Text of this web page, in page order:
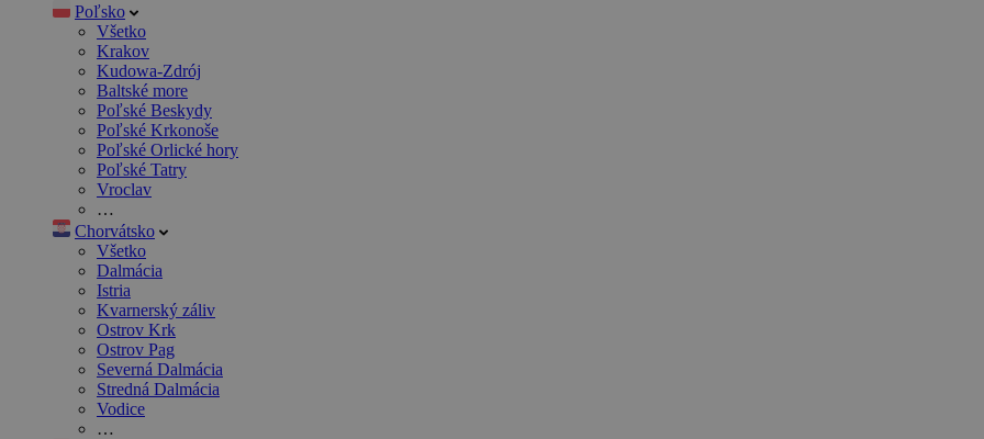
Poľsko
Všetko
Krakov
Kudowa-Zdrój
Baltské more
Poľské Beskydy
Poľské Krkonoše
Poľské Orlické hory
Poľské Tatry
Vroclav
…
Chorvátsko
Všetko
Dalmácia
Istria
Kvarnerský záliv
Ostrov Krk
Ostrov Pag
Severná Dalmácia
Stredná Dalmácia
Vodice
…